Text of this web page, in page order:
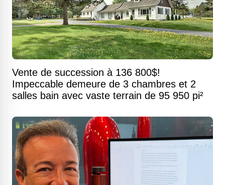
Vente de succession à 136 800$!
Impeccable demeure de 3 chambres et 2
salles bain avec vaste terrain de 95 950 pi²